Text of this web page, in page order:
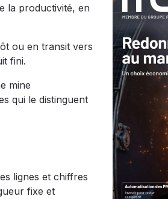
la productivité, en
ou en transit vers
fini.
mine
qui le distinguent
lignes et chiffres
fixe et